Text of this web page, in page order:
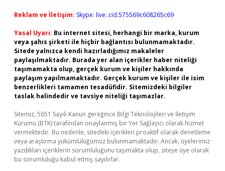
Reklam ve İletişim: Skype: live:.cid.575569c608265c69
Yasal Uyarı: Bu internet sitesi, herhangi bir marka, kurum
veya şahıs şirketi ile hiçbir bağlantısı bulunmamaktadır.
Sitede yalnızca kendi hazırladığımız makaleler
paylaşılmaktadır. Burada yer alan içerikler haber niteliği
taşımamakta olup, gerçek kurum ve kişiler hakkında
paylaşım yapılmamaktadır. Gerçek kurum ve kişiler ile isim
benzerlikleri tamamen tesadüfidir. Sitemizdeki bilgiler
taslak halindedir ve tavsiye niteliği taşımazlar.
Sitemiz, 5651 Sayılı Kanun gereğince Bilgi Teknolojileri ve İletişim
Kurumu (BTK) tarafından onaylanmış bir Yer Sağlayıcı olarak hizmet
vermektedir. Bu nedenle, sitedeki içerikleri proaktif olarak denetleme
veya araştırma yükümlülüğümüz bulunmamaktadır. Ancak, üyelerimiz
yazdıkları içeriklerin sorumluluğunu taşımakta olup, siteye üye olarak
bu sorumluluğu kabul etmiş sayılırlar.